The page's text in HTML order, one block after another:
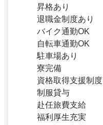
昇格あり
退職金制度あり
バイク通勤OK
自転車通勤OK
駐車場あり
寮完備
資格取得支援制度
制服貸与
赴任旅費支給
福利厚生充実